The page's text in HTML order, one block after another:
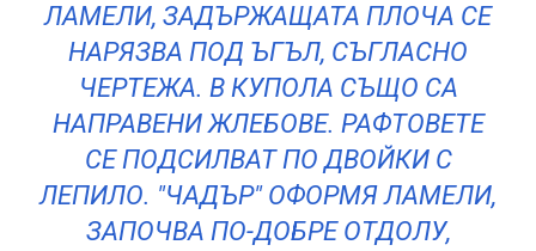
ЛАМЕЛИ, ЗАДЪРЖАЩАТА ПЛОЧА СЕ
НАРЯЗВА ПОД ЪГЪЛ, СЪГЛАСНО
ЧЕРТЕЖА. В КУПОЛА СЪЩО СА
НАПРАВЕНИ ЖЛЕБОВЕ. РАФТОВЕТЕ
СЕ ПОДСИЛВАТ ПО ДВОЙКИ С
ЛЕПИЛО. "ЧАДЪР" ОФОРМЯ ЛАМЕЛИ,
ЗАПОЧВА ПО-ДОБРЕ ОТДОЛУ,